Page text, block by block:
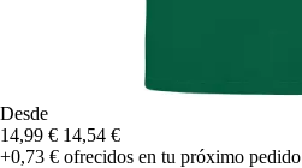
Desde
14,99 € 14,54 €
+0,73 € ofrecidos en tu próximo pedido